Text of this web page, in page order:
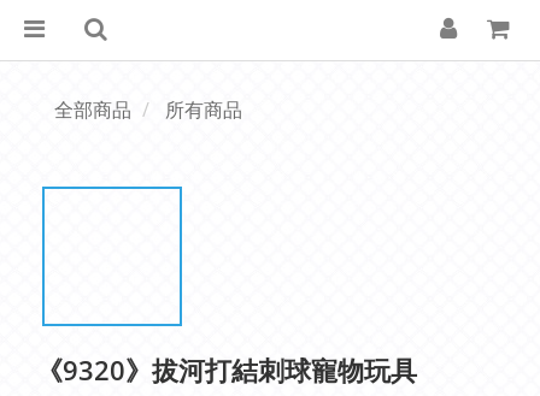
全部商品 所有商品
《9320》拔河打結刺球寵物玩具